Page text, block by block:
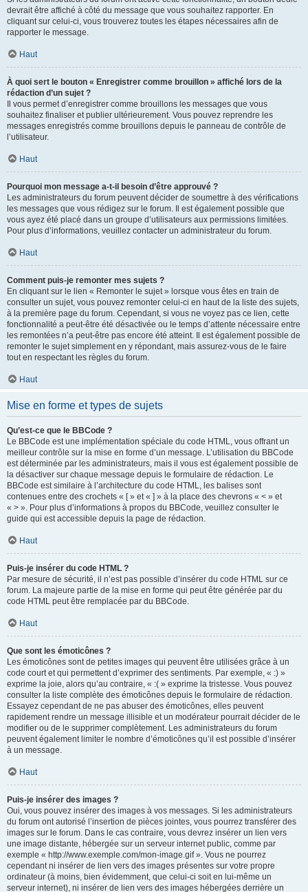
devrait être affiché à côté du message que vous souhaitez rapporter. En
cliquant sur celui-ci, vous trouverez toutes les étapes nécessaires afin de
rapporter le message.
Haut
À quoi sert le bouton « Enregistrer comme brouillon » affiché lors de la
rédaction d’un sujet ?
Il vous permet d’enregistrer comme brouillons les messages que vous
souhaitez finaliser et publier ultérieurement. Vous pouvez reprendre les
messages enregistrés comme brouillons depuis le panneau de contrôle de
l’utilisateur.
Haut
Pourquoi mon message a-t-il besoin d’être approuvé ?
Les administrateurs du forum peuvent décider de soumettre à des vérifications
les messages que vous rédigez sur le forum. Il est également possible que
vous ayez été placé dans un groupe d’utilisateurs aux permissions limitées.
Pour plus d’informations, veuillez contacter un administrateur du forum.
Haut
Comment puis-je remonter mes sujets ?
En cliquant sur le lien « Remonter le sujet » lorsque vous êtes en train de
consulter un sujet, vous pouvez remonter celui-ci en haut de la liste des sujets,
à la première page du forum. Cependant, si vous ne voyez pas ce lien, cette
fonctionnalité a peut-être été désactivée ou le temps d’attente nécessaire entre
les remontées n’a peut-être pas encore été atteint. Il est également possible de
remonter le sujet simplement en y répondant, mais assurez-vous de le faire
tout en respectant les règles du forum.
Haut
Mise en forme et types de sujets
Qu’est-ce que le BBCode ?
Le BBCode est une implémentation spéciale du code HTML, vous offrant un
meilleur contrôle sur la mise en forme d’un message. L’utilisation du BBCode
est déterminée par les administrateurs, mais il vous est également possible de
la désactiver sur chaque message depuis le formulaire de rédaction. Le
BBCode est similaire à l’architecture du code HTML, les balises sont
contenues entre des crochets « [ » et « ] » à la place des chevrons « < » et
« > ». Pour plus d’informations à propos du BBCode, veuillez consulter le
guide qui est accessible depuis la page de rédaction.
Haut
Puis-je insérer du code HTML ?
Par mesure de sécurité, il n’est pas possible d’insérer du code HTML sur ce
forum. La majeure partie de la mise en forme qui peut être générée par du
code HTML peut être remplacée par du BBCode.
Haut
Que sont les émoticônes ?
Les émoticônes sont de petites images qui peuvent être utilisées grâce à un
code court et qui permettent d’exprimer des sentiments. Par exemple, « :) »
exprime la joie, alors qu’au contraire, « :( » exprime la tristesse. Vous pouvez
consulter la liste complète des émoticônes depuis le formulaire de rédaction.
Essayez cependant de ne pas abuser des émoticônes, elles peuvent
rapidement rendre un message illisible et un modérateur pourrait décider de le
modifier ou de le supprimer complètement. Les administrateurs du forum
peuvent également limiter le nombre d’émoticônes qu’il est possible d’insérer
à un message.
Haut
Puis-je insérer des images ?
Oui, vous pouvez insérer des images à vos messages. Si les administrateurs
du forum ont autorisé l’insertion de pièces jointes, vous pourrez transférer des
images sur le forum. Dans le cas contraire, vous devrez insérer un lien vers
une image distante, hébergée sur un serveur internet public, comme par
exemple « http://www.exemple.com/mon-image.gif ». Vous ne pourrez
cependant ni insérer de lien vers des images présentes sur votre propre
ordinateur (à moins, bien évidemment, que celui-ci soit en lui-même un
serveur internet), ni insérer de lien vers des images hébergées derrière un